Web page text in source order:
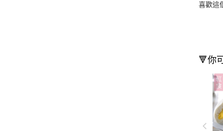
喜歡這
🔻你